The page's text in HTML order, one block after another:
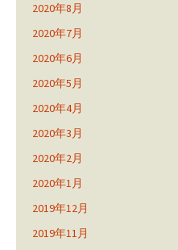
2020年8月
2020年7月
2020年6月
2020年5月
2020年4月
2020年3月
2020年2月
2020年1月
2019年12月
2019年11月